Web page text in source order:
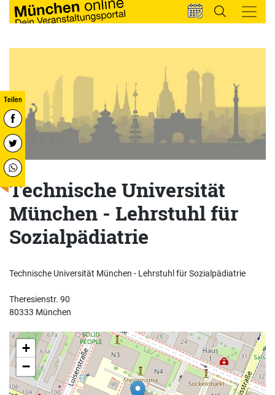
Technische Universität
München - Lehrstuhl für
Sozialpädiatrie
Technische Universität München - Lehrstuhl für Sozialpädiatrie
Theresienstr. 90
80333 München
+
−